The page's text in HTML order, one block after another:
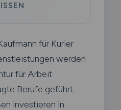
für Kurier
werden
für Arbeit
Berufe geführt.
investieren in